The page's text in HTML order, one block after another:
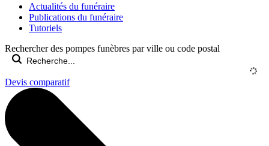
Actualités du funéraire
Publications du funéraire
Tutoriels
Rechercher des pompes funèbres par ville ou code postal
Devis comparatif